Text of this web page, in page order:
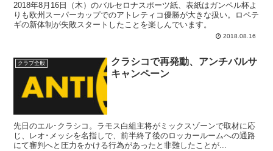
2018年8月16日（木）のバルセロナスポーツ紙、表紙はガンペル杯よ
りも欧州スーパーカップでのアトレティコ優勝が大きな扱い。ロペテ
ギの新体制が失敗スタートしたことを楽しんでいます。
2018.08.16
クラブ全般
クラシコで再発動、アンチバルサ
キャンペーン
先日のエル･クラシコ。ラモス白組主将がミックスゾーンで取材に応
じ、レオ･メッシを名指しで、前半終了後のロッカールームへの通路
にて審判へと圧力をかける行為があったと非難したことが...